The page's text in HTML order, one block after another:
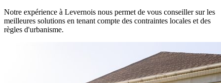
Notre expérience à Levernois nous permet de vous conseiller sur les
meilleures solutions en tenant compte des contraintes locales et des
règles d'urbanisme.